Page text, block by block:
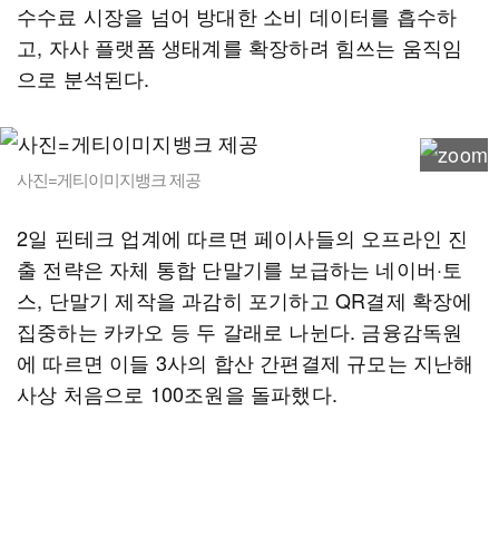
수수료 시장을 넘어 방대한 소비 데이터를 흡수하
고, 자사 플랫폼 생태계를 확장하려 힘쓰는 움직임
으로 분석된다.
사진=게티이미지뱅크 제공
2일 핀테크 업계에 따르면 페이사들의 오프라인 진
출 전략은 자체 통합 단말기를 보급하는 네이버·토
스, 단말기 제작을 과감히 포기하고 QR결제 확장에
집중하는 카카오 등 두 갈래로 나뉜다. 금융감독원
에 따르면 이들 3사의 합산 간편결제 규모는 지난해
사상 처음으로 100조원을 돌파했다.